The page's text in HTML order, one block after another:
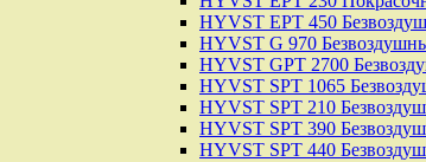
HYVST EPT 450
HYVST G 970
HYVST GPT 2700
HYVST SPT 1065
HYVST SPT 210
HYVST SPT 390
HYVST SPT 440